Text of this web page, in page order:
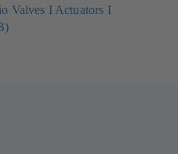
Valves I Actuators I